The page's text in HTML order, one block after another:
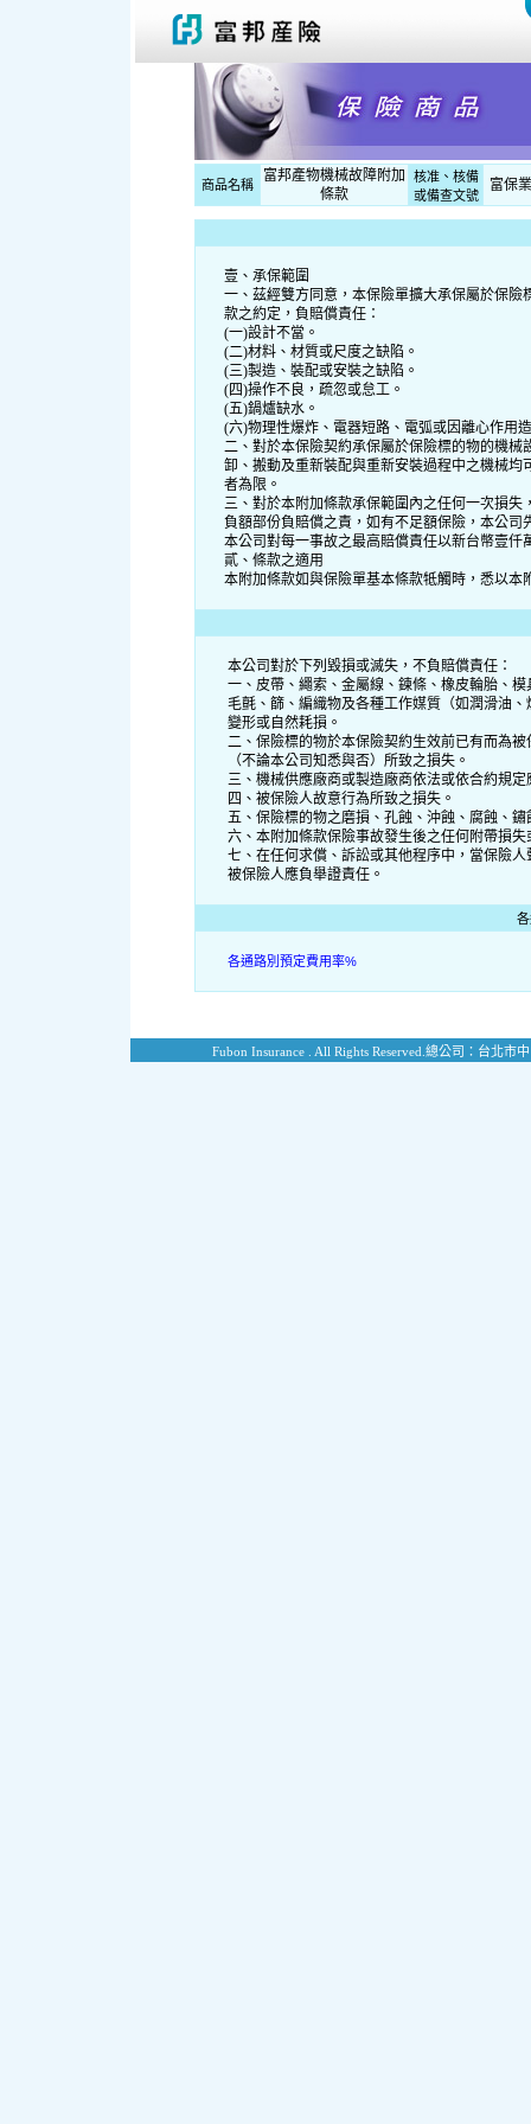
商品名稱
富邦產物機械故障附加
條款
核准、核備
或備查文號
富保
壹、承保範圍
一、茲經雙方同意，本保險單擴大承保屬於保
款之約定，負賠償責任：
(一)設計不當。
(二)材料、材質或尺度之缺陷。
(三)製造、裝配或安裝之缺陷。
(四)操作不良，疏忽或怠工。
(五)鍋爐缺水。
(六)物理性爆炸、電器短路、電弧或因離心作用
二、對於本保險契約承保屬於保險標的物的機
卸、搬動及重新裝配與重新安裝過程中之機械
者為限。
三、對於本附加條款承保範圍內之任何一次損
負額部份負賠償之責，如有不足額保險，本公
本公司對每一事故之最高賠償責任以新台幣壹仟
貳、條款之適用
本附加條款如與保險單基本條款牴觸時，悉以
本公司對於下列毀損或滅失，不負賠償責任：
一、皮帶、繩索、金屬線、鍊條、橡皮輪胎、
毛氈、篩、編織物及各種工作媒質（如潤滑油
變形或自然耗損。
二、保險標的物於本保險契約生效前已有而為
（不論本公司知悉與否）所致之損失。
三、機械供應廠商或製造廠商依法或依合約規
四、被保險人故意行為所致之損失。
五、保險標的物之磨損、孔蝕、沖蝕、腐蝕、
六、本附加條款保險事故發生後之任何附帶損失
七、在任何求償、訴訟或其他程序中，當保險
被保險人應負舉證責任。
各通路別預定費用率%
Fubon Insurance . All Rights Reserved. 總公司：台北市